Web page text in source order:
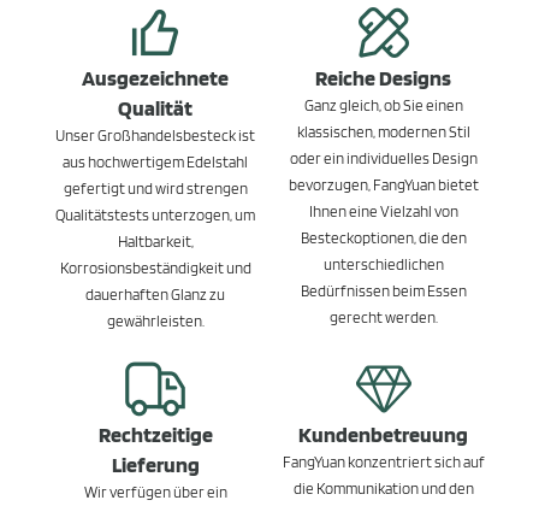
Ausgezeichnete
Qualität
Unser Großhandelsbesteck ist
aus hochwertigem Edelstahl
gefertigt und wird strengen
Qualitätstests unterzogen, um
Haltbarkeit,
Korrosionsbeständigkeit und
dauerhaften Glanz zu
gewährleisten.
Reiche Designs
Ganz gleich, ob Sie einen
klassischen, modernen Stil
oder ein individuelles Design
bevorzugen, FangYuan bietet
Ihnen eine Vielzahl von
Besteckoptionen, die den
unterschiedlichen
Bedürfnissen beim Essen
gerecht werden.
Rechtzeitige
Lieferung
Wir verfügen über ein
Kundenbetreuung
FangYuan konzentriert sich auf
die Kommunikation und den